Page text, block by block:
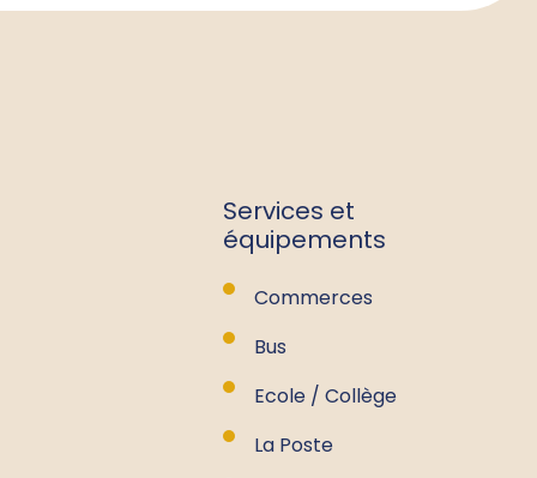
Services et
équipements
Commerces
Bus
Ecole / Collège
La Poste